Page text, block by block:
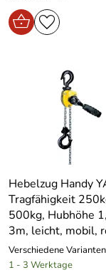
Hebelzug Handy
Tragfähigkeit
500kg, Hubhöhe
3m, leicht, mobil,
Verschiedene Varianten
1 - 3 Werktage